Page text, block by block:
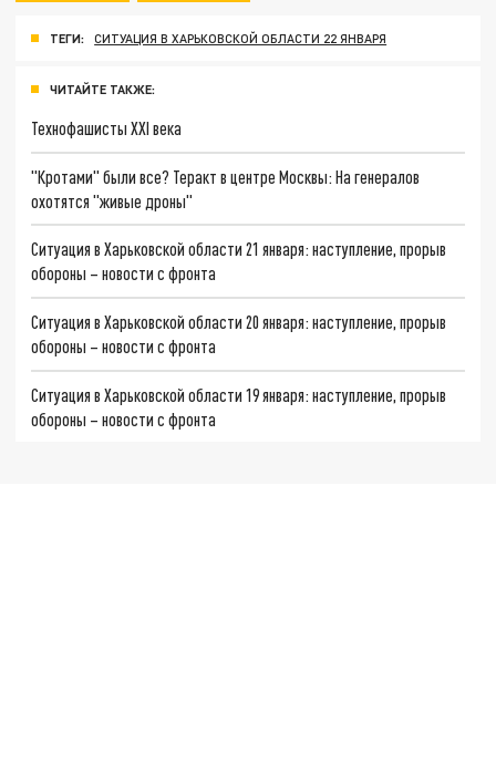
ТЕГИ: СИТУАЦИЯ В ХАРЬКОВСКОЙ ОБЛАСТИ 22 ЯНВАРЯ
ЧИТАЙТЕ ТАКЖЕ:
Технофашисты XXI века
"Кротами" были все? Теракт в центре Москвы: На генералов
охотятся "живые дроны"
Ситуация в Харьковской области 21 января: наступление, прорыв
обороны – новости с фронта
Ситуация в Харьковской области 20 января: наступление, прорыв
обороны – новости с фронта
Ситуация в Харьковской области 19 января: наступление, прорыв
обороны – новости с фронта